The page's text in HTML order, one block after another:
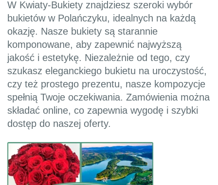
W Kwiaty-Bukiety znajdziesz szeroki wybór
bukietów w Polańczyku, idealnych na każdą
okazję. Nasze bukiety są starannie
komponowane, aby zapewnić najwyższą
jakość i estetykę. Niezależnie od tego, czy
szukasz eleganckiego bukietu na uroczystość,
czy też prostego prezentu, nasze kompozycje
spełnią Twoje oczekiwania. Zamówienia można
składać online, co zapewnia wygodę i szybki
dostęp do naszej oferty.